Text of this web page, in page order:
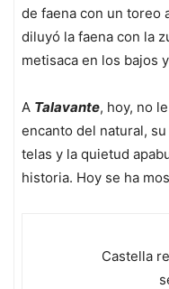
de faena con un toreo
diluyó la faena con la
metisaca en los bajos
A Talavante, hoy, no
encanto del natural,
telas y la quietud
historia. Hoy se ha
Castella